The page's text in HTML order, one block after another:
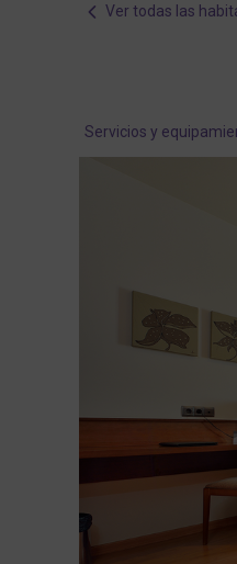
Ver todas las
Servicios y